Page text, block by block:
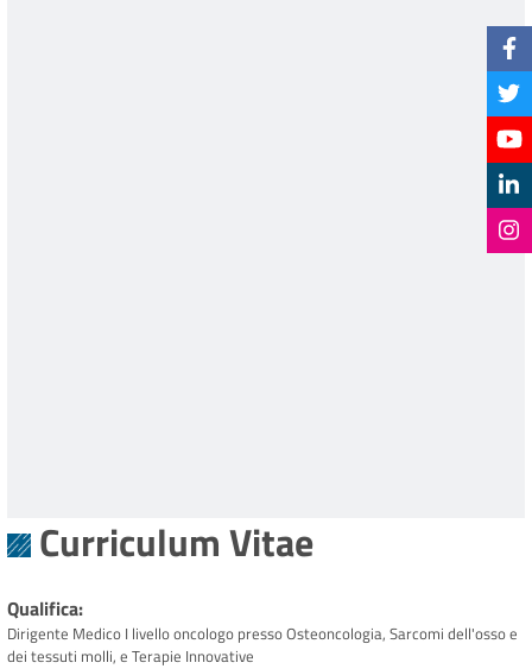
Curriculum Vitae
Qualifica
Dirigente Medico I livello oncologo presso Osteoncologia, Sarcomi dell'osso e
dei tessuti molli, e Terapie Innovative